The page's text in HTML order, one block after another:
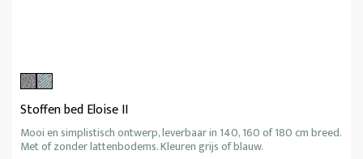
Stoffen bed Eloise II
Mooi en simplistisch ontwerp, leverbaar in 140, 160 of 180 cm breed.
Met of zonder lattenbodems. Kleuren grijs of blauw.